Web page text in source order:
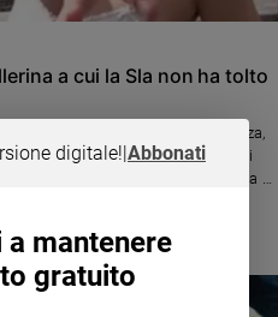
a cui la Sla non ha tolto
con una sua scuola di danza,
21 anni fa, si manifestarono i
di toglierle tutto, ma «la sua è
non arrendendosi mai»
digitale!|Abbonati
mantenere
gratuito